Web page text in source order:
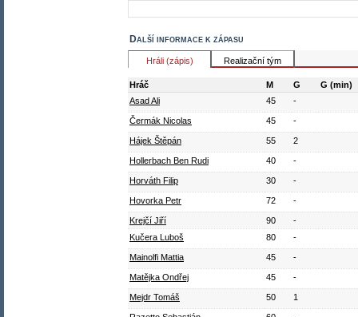
Další informace k zápasu
Hráli (zápis) Realizační tým
Hráč M G
G (min)
Asad Ali
45 -
Čermák Nicolas 45 -
Hájek Štěpán 55 2
Hollerbach Ben Rudi 40 -
Horváth Filip 30 -
Hovorka Petr 72 -
Krejčí Jiří 90
-
Kučera Luboš
80 -
Mainolfi Mattia 45 -
Matějka Ondřej 45 -
Mejdr Tomáš 50 1